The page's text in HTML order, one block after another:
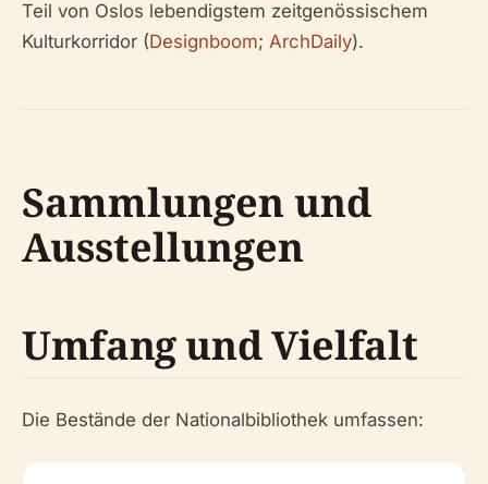
Teil von Oslos lebendigstem zeitgenössischem
Kulturkorridor (Designboom; ArchDaily).
Sammlungen und
Ausstellungen
Umfang und Vielfalt
Die Bestände der Nationalbibliothek umfassen: